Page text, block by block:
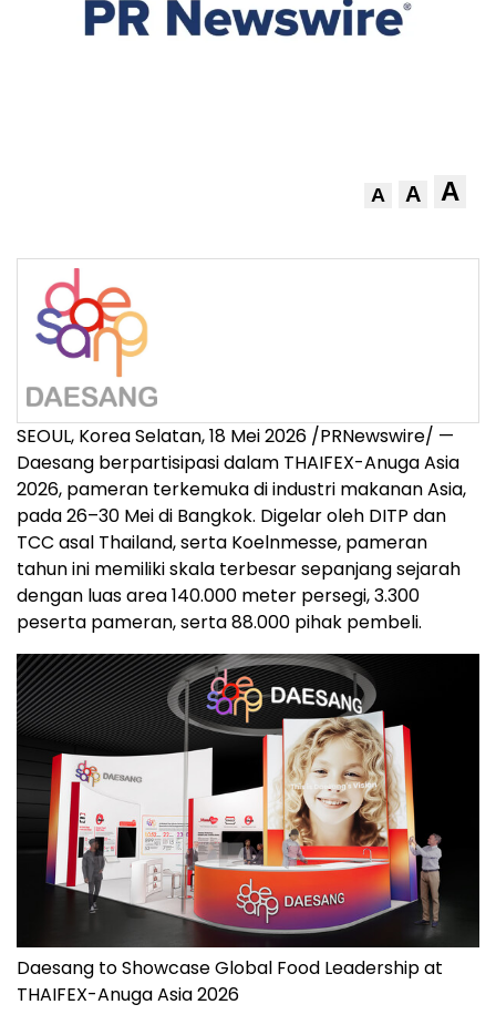
A A A
SEOUL, Korea Selatan, 18 Mei 2026 /PRNewswire/ —
Daesang berpartisipasi dalam THAIFEX-Anuga Asia
2026, pameran terkemuka di industri makanan Asia,
pada 26–30 Mei di Bangkok. Digelar oleh DITP dan
TCC asal Thailand, serta Koelnmesse, pameran
tahun ini memiliki skala terbesar sepanjang sejarah
dengan luas area 140.000 meter persegi, 3.300
peserta pameran, serta 88.000 pihak pembeli.
Daesang to Showcase Global Food Leadership at
THAIFEX-Anuga Asia 2026